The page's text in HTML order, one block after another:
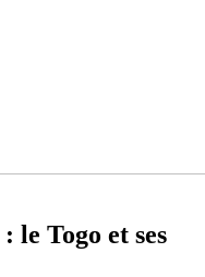
le Togo et ses